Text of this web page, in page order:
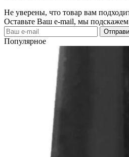
Не уверены, что товар вам
Оставьте Ваш e-mail, мы
Популярное